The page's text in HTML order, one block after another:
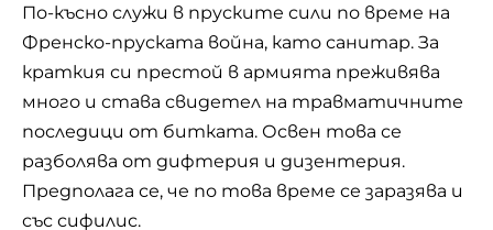
По-късно служи в пруските сили по време на
Френско-пруската война, като санитар. За
краткия си престой в армията преживява
много и става свидетел на травматичните
последици от битката. Освен това се
разболява от дифтерия и дизентерия.
Предполага се, че по това време се заразява и
със сифилис.